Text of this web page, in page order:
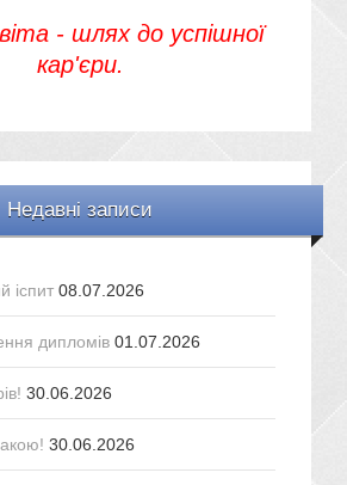
- шлях до успішної
кар'єри.
Недавні записи
іспит 08.07.2026
дипломів 01.07.2026
30.06.2026
30.06.2026